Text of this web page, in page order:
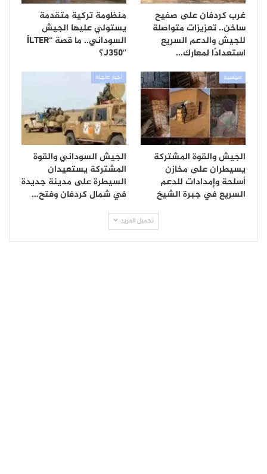
غرب كردفان على صفيح
ساخن.. تعزيزات متواصلة
للجيش والدعم السريع
استعدادًا لمعارك…
منظومة تركية متقدمة
يستولي عليها الجيش
السوداني.. ما قصة “İLTER
J350″؟
سياسية
الجيش والقوة المشتركة
يسيطران على مخازن
أسلحة وإمدادات للدعم
السريع في جبرة الشيخ
أخبار عاجلة
الجيش السوداني والقوة
المشتركة يستعيدان
السيطرة على مدينة جديدة
في شمال كردفان وفتح…
تحميل المزيد